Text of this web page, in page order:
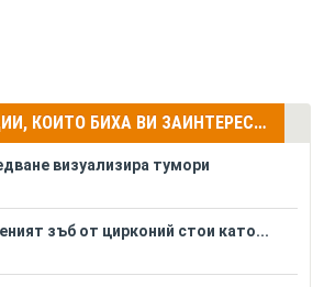
ДРУГИ ПУБЛИКАЦИИ, КОИТО БИХА ВИ ЗАИНТЕРЕСУВАЛИ
визуализира тумори
зъб от цирконий стои като...